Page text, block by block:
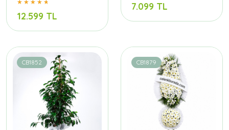
12.599 TL
7.099 TL
CB1852 CB1879